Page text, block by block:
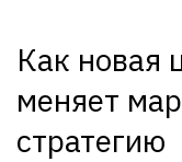
Как новая
меняет
стратегию